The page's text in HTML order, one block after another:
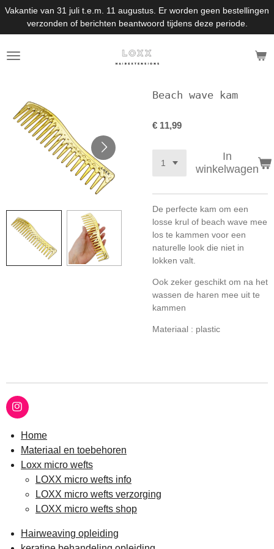
Ga
direct
naar
de
hoofdinhoud
Vakantie van 31 juli t.e.m. 11 augustus. Er worden geen bestellingen
verzonden of berichten beantwoord tijdens deze periode.
Beach wave kam
€ 11,99
In
winkelwagen
De perfecte kam om een
losse krul of beach wave mee
los te kammen voor een
naturelle look die niet in
lokken valt.
Ook zeker geschikt om na het
wassen de haren mee uit te
kammen
Materiaal : plastic
I
n
Home
Materiaal en toebehoren
Loxx micro wefts
LOXX micro wefts info
LOXX micro wefts verzorging
LOXX micro wefts shop
Hairweaving opleiding